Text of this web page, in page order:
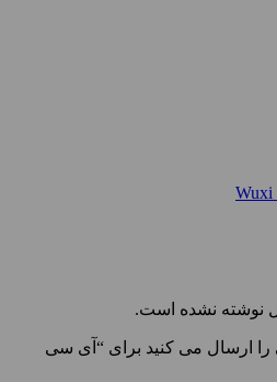
Wuxi
نوشته نشده است.
را ارسال می کنید برای “آی سی